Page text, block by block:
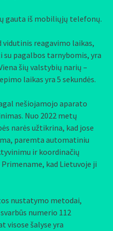
gauta iš mobiliųjų telefonų.
vidutinis reagavimo laikas,
pagalbos tarnybomis, yra
šių valstybių narių –
laikas yra 5 sekundės.
nešiojamojo aparato
Nuo 2022 metų
narės užtikrina, kad jose
paremta automatiniu
ir koordinačių
kad Lietuvoje ji
nustatymo metodai,
numerio 112
visose šalyse yra